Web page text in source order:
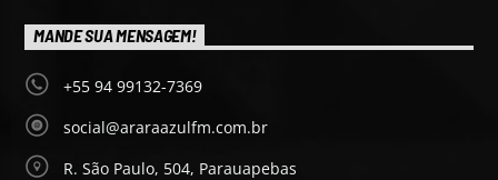
MANDE SUA MENSAGEM!
+55 94 99132-7369
social@araraazulfm.com.br
R. São Paulo, 504, Parauapebas